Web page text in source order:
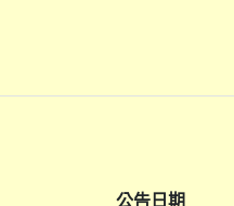
公告日期